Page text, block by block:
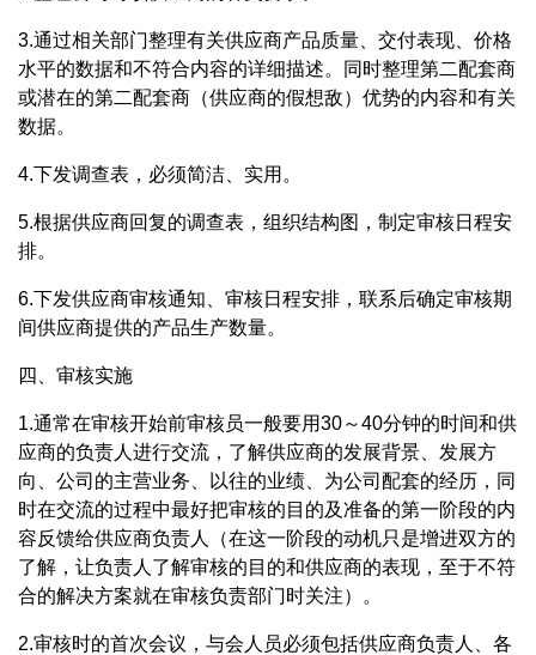
3.通过相关部门整理有关供应商产品质量、交付表现、价格
水平的数据和不符合内容的详细描述。同时整理第二配套商
或潜在的第二配套商（供应商的假想敌）优势的内容和有关
数据。
4.下发调查表，必须简洁、实用。
5.根据供应商回复的调查表，组织结构图，制定审核日程安
排。
6.下发供应商审核通知、审核日程安排，联系后确定审核期
间供应商提供的产品生产数量。
四、审核实施
1.通常在审核开始前审核员一般要用30～40分钟的时间和供
应商的负责人进行交流，了解供应商的发展背景、发展方
向、公司的主营业务、以往的业绩、为公司配套的经历，同
时在交流的过程中最好把审核的目的及准备的第一阶段的内
容反馈给供应商负责人（在这一阶段的动机只是增进双方的
了解，让负责人了解审核的目的和供应商的表现，至于不符
合的解决方案就在审核负责部门时关注）。
2.审核时的首次会议，与会人员必须包括供应商负责人、各